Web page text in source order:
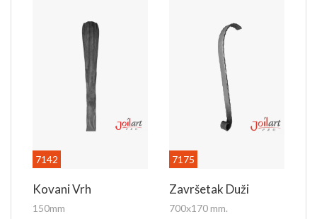
7142
Kovani Vrh
150mm
7175
Završetak Duži
700x170 mm.